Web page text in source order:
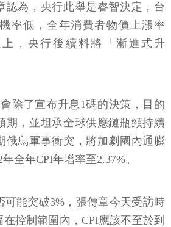
認為，央行此舉是睿智決定，台
率低，全年消費者物價上漲率
上，央行後續料將「漸進式升
除了宣布升息1碼的決策，目的
期，並坦承全球供應鏈瓶頸持續
俄烏軍事衝突，將加劇國內通膨
全年CPI年增率至2.37%。
可能突破3%，張傳章今天受訪時
控制範圍內，CPI應該不至於到